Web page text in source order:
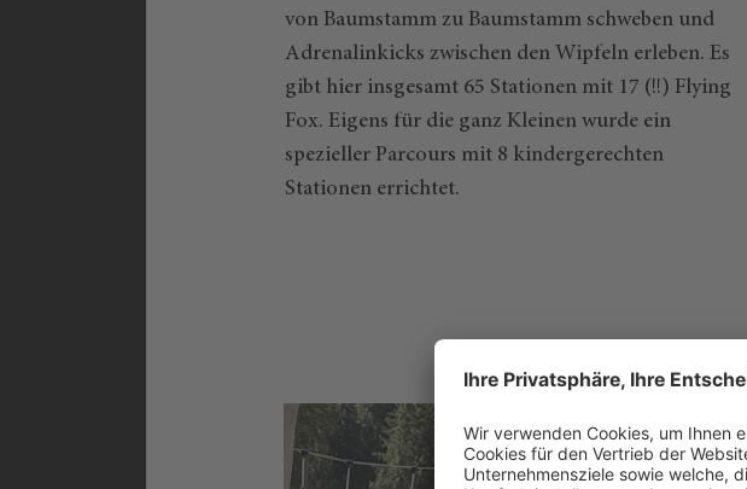
von Baumstamm zu Baumstamm schweben und
Adrenalinkicks zwischen den Wipfeln erleben. Es
gibt hier insgesamt 65 Stationen mit 17 (!!) Flying
Fox. Eigens für die ganz Kleinen wurde ein
spezieller Parcours mit 8 kindergerechten
Stationen errichtet.